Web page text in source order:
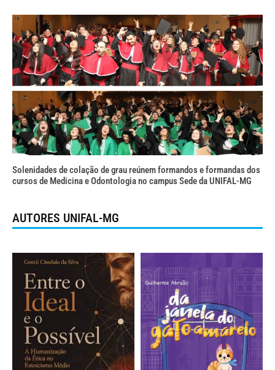
Solenidades de colação de grau reúnem formandos e formandas dos
cursos de Medicina e Odontologia no campus Sede da UNIFAL-MG
AUTORES UNIFAL-MG